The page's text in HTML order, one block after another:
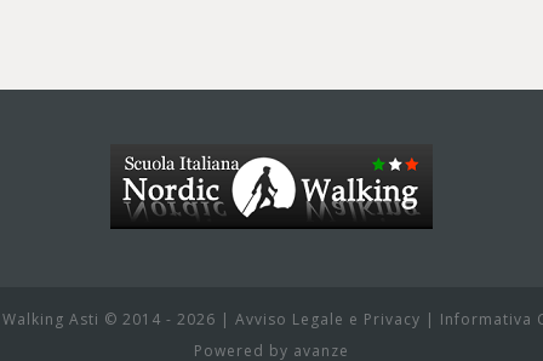
Asti © 2014 - 2026 | Avviso Legale e Privacy | Informativa
Powered by avanze